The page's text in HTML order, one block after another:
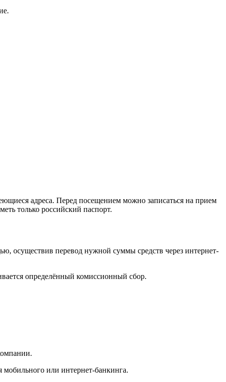
адреса. Перед посещением можно записаться на прием
только российский паспорт.
осуществив перевод нужной суммы средств через интернет-
определённый комиссионный сбор.
мобильного или интернет-банкинга.